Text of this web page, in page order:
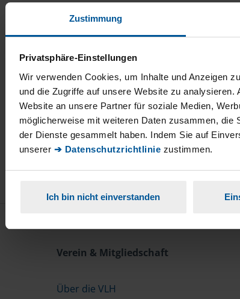
Zustimmung
Privatsphäre-Einstellungen
Wir verwenden Cookies, um Inhalte und Anzeigen
und die Zugriffe auf unsere Website zu
Website an unsere Partner für soziale Medien,
möglicherweise mit weiteren Daten zusammen, die
der Dienste gesammelt haben. Indem Sie auf
unserer ➔ Datenschutzrichtlinie zustimmen.
Ich bin nicht einverstanden
Verein & Mitgliedschaft
Über die VLH